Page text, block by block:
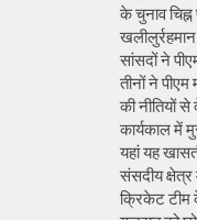
के चुनाव
सांसदों ने
तीनों ने
की नीतियों
कार्यकाल में
यहां यह
संसदीय क्षेत्र
क्रिकेट टीम